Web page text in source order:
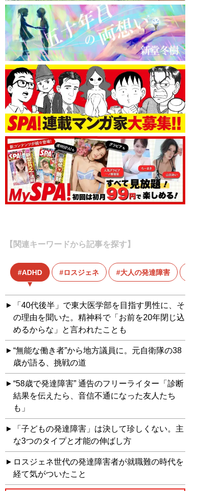
【関連キーワードから記事を探す】
ADHD ロスジェネ 大人の発達障害
「40代後半」で東大医学部を目指す男性に、そ
の理由を聞いた。精神科で「お前を20年閉じ込
めるからな」と言われたことも
“無能な働き者”から地方議員に。元自衛隊の38
歳が語る、挑戦の道
“58歳で発達障害” 通告のフリーライター「診断
結果を伝えたら、音信不通になった友人たち
も」
「子どもの発達障害」は決して珍しくない。主
な3つのタイプと才能の伸ばし方
ロスジェネ世代の発達障害者が就職難の時代を
経て気がついたこと